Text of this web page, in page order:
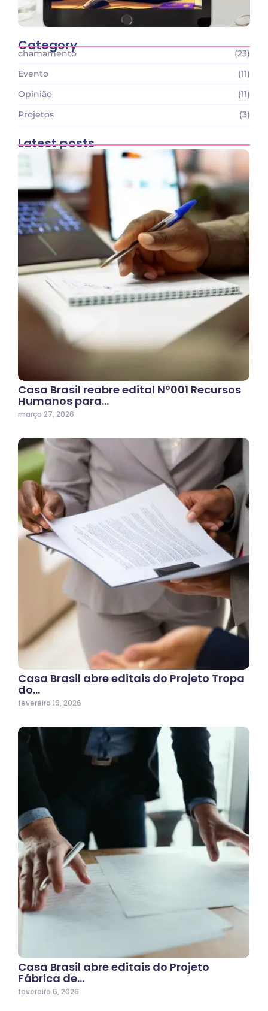
Category
chamamento
(23)
Evento
(11)
Opinião
(11)
Projetos
(3)
Latest posts
Casa Brasil reabre edital Nº001 Recursos
Humanos para…
março 27, 2026
Casa Brasil abre editais do Projeto Tropa
do…
fevereiro 19, 2026
Casa Brasil abre editais do Projeto
Fábrica de…
fevereiro 6, 2026